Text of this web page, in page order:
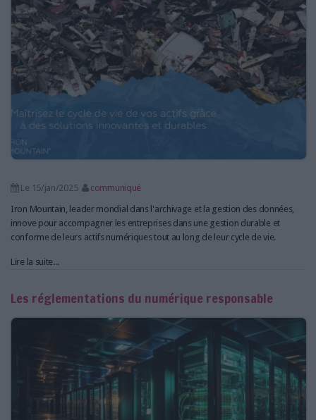
Le 15/jan/2025
communiqué
Iron Mountain, leader mondial dans l'archivage et la gestion des données,
innove pour accompagner les entreprises dans une gestion durable et
conforme de leurs actifs numériques tout au long de leur cycle de vie.
Lire la suite...
Les réglementations du numérique responsable